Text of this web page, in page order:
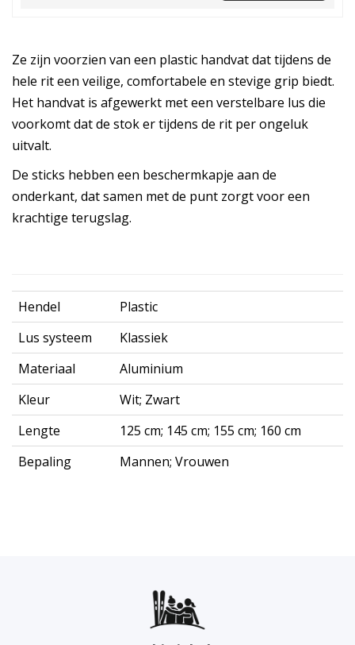
Ze zijn voorzien van een plastic handvat dat tijdens de
hele rit een veilige, comfortabele en stevige grip biedt.
Het handvat is afgewerkt met een verstelbare lus die
voorkomt dat de stok er tijdens de rit per ongeluk
uitvalt.
De sticks hebben een beschermkapje aan de
onderkant, dat samen met de punt zorgt voor een
krachtige terugslag.
Hendel
Plastic
Lus systeem
Klassiek
Materiaal
Aluminium
Kleur
Wit; Zwart
Lengte
125 cm; 145 cm; 155 cm; 160 cm
Bepaling
Mannen; Vrouwen